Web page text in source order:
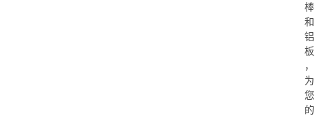
棒
和
铝
板
，
为
您
的